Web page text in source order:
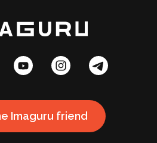
Imaguru friend